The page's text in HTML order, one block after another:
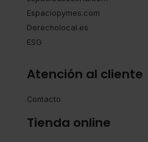
Espaciopymes.com
Derecholocal.es
ESG
Atención al cliente
Contacto
Tienda online